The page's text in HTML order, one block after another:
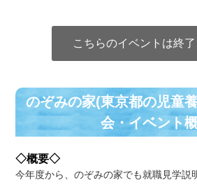
こちらのイベントは終
のぞみの家(東京都の児童
会・イベント
◇概要◇
今年度から、のぞみの家でも就職見学説